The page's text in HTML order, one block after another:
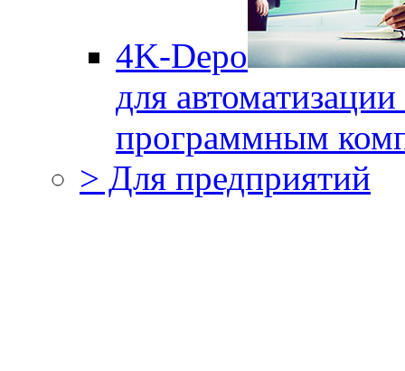
4K-Depo
для
программным
> Для предприятий